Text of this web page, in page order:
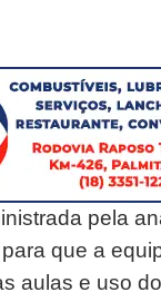
pela
que a
aulas e uso